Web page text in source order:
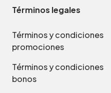
Términos legales
Términos y condiciones
promociones
Términos y condiciones
bonos